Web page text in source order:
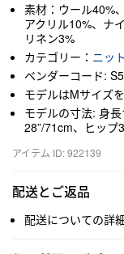
素材：ウール40%
アクリル10%、ナ
リネン3%
カテゴリー： ニッ
ベンダーコード:
モデルはMサイズ
モデルの寸法: 身
28”/71cm、ヒップ
アイテム ID: 922139
配送とご返品
配送についての詳